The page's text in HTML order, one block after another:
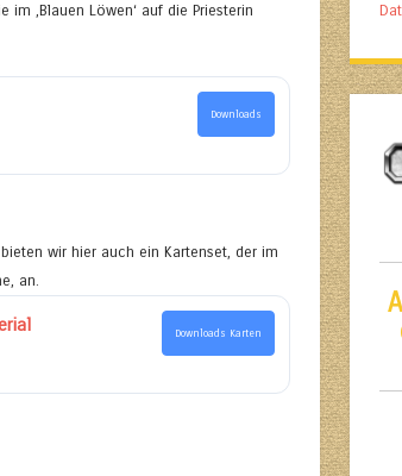
im ‚Blauen Löwen‘ auf die Priesterin
Downloads
wir hier auch ein Kartenset, der im
an.
Downloads Karten